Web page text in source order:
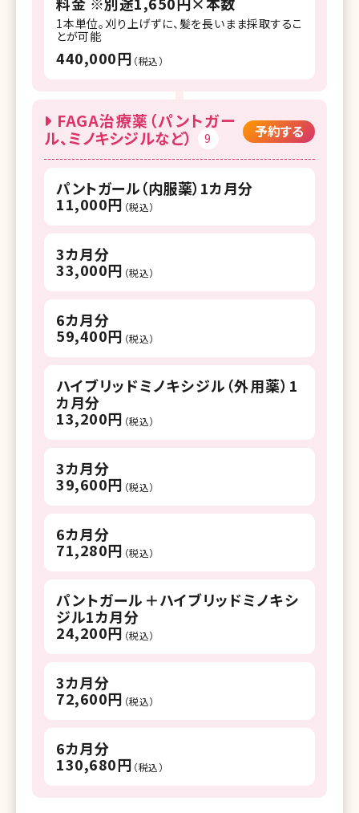
1本単位。刈り上げずに、髪を長いまま採取するこ
とが可能
440,000円 （税込）
FAGA治療薬（パントガー
ル、ミノキシジルなど）
9 予約する
パントガール（内服薬）1カ月分
11,000円 （税込）
3カ月分
33,000円 （税込）
6カ月分
59,400円 （税込）
ハイブリッドミノキシジル（外用薬）1
カ月分
13,200円 （税込）
3カ月分
39,600円 （税込）
6カ月分
71,280円 （税込）
パントガール＋ハイブリッドミノキシ
ジル1カ月分
24,200円 （税込）
3カ月分
72,600円 （税込）
6カ月分
130,680円 （税込）